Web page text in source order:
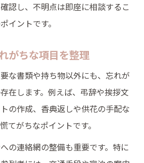
認し、不明点は即座に相談するこ
イントです。
がちな項目を整理
な書類や持ち物以外にも、忘れが
在します。例えば、弔辞や挨拶文
の作成、香典返しや供花の手配な
てがちなポイントです。
の連絡網の整備も重要です。特に